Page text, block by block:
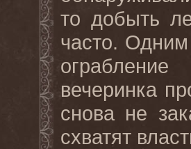
то добыть
часто.
вечеринка
снова не
схватят